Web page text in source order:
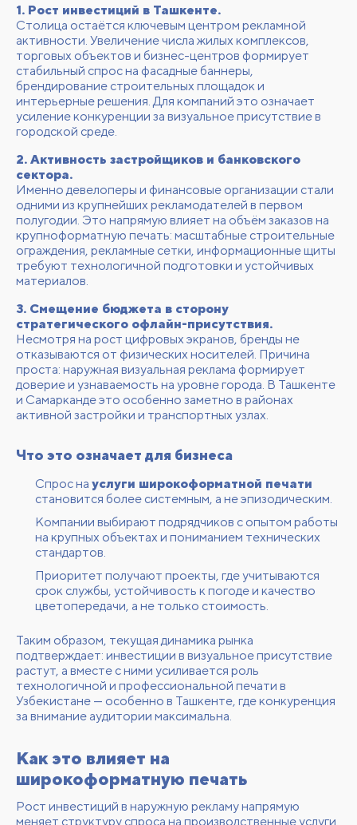
1. Рост инвестиций в Ташкенте.
Столица остаётся ключевым центром рекламной
активности. Увеличение числа жилых комплексов,
торговых объектов и бизнес-центров формирует
стабильный спрос на фасадные баннеры,
брендирование строительных площадок и
интерьерные решения. Для компаний это означает
усиление конкуренции за визуальное присутствие в
городской среде.
2. Активность застройщиков и банковского
сектора.
Именно девелоперы и финансовые организации стали
одними из крупнейших рекламодателей в первом
полугодии. Это напрямую влияет на объём заказов на
крупноформатную печать: масштабные строительные
ограждения, рекламные сетки, информационные щиты
требуют технологичной подготовки и устойчивых
материалов.
3. Смещение бюджета в сторону
стратегического офлайн-присутствия.
Несмотря на рост цифровых экранов, бренды не
отказываются от физических носителей. Причина
проста: наружная визуальная реклама формирует
доверие и узнаваемость на уровне города. В Ташкенте
и Самарканде это особенно заметно в районах
активной застройки и транспортных узлах.
Что это означает для бизнеса
Спрос на услуги широкоформатной печати
становится более системным, а не эпизодическим.
Компании выбирают подрядчиков с опытом работы
на крупных объектах и пониманием технических
стандартов.
Приоритет получают проекты, где учитываются
срок службы, устойчивость к погоде и качество
цветопередачи, а не только стоимость.
Таким образом, текущая динамика рынка
подтверждает: инвестиции в визуальное присутствие
растут, а вместе с ними усиливается роль
технологичной и профессиональной печати в
Узбекистане — особенно в Ташкенте, где конкуренция
за внимание аудитории максимальна.
Как это влияет на
широкоформатную печать
Рост инвестиций в наружную рекламу напрямую
меняет структуру спроса на производственные услуги.